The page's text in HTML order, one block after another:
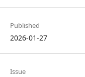
Published
2026-01-27
Issue